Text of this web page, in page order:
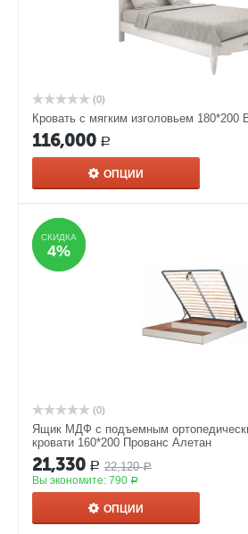
(0)
Кровать с мягким изголовьем 180*200
116,000 Р
ОПЦИИ
СКИДКА
4%
СКИДКА
4%
(0)
Ящик МДФ с подъемным
кровати 160*200 Прованс Алетан
21,330 Р 22,120 Р
Вы экономите: 790 Р
ОПЦИИ